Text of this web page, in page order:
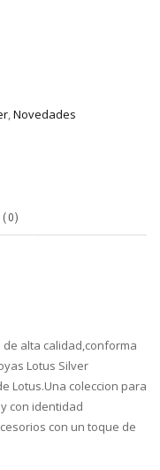
,Novedades
(0)
alta calidad,conforma
Lotus Silver
Lotus.Una coleccion para
con identidad
con un toque de